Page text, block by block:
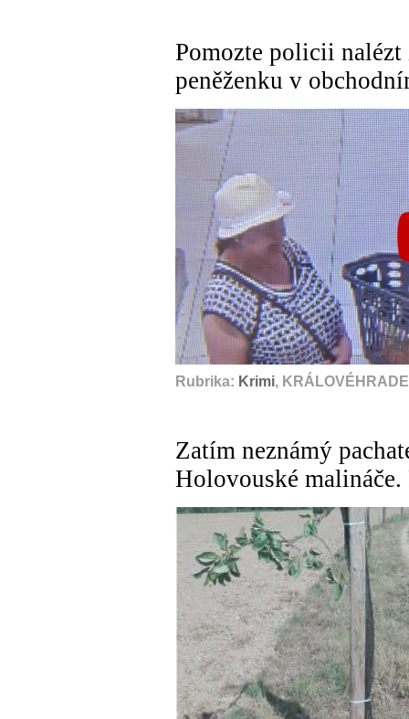
Pomozte policii
peněženku v
Rubrika: Krimi,
Zatím neznámý
Holovouské